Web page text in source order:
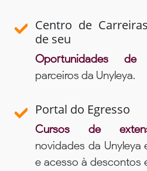
Centro de
de seu
Oportunidades de
parceiros da Unyleya.
Portal do Egresso
Cursos de
novidades da Unyleya
e acesso à descontos